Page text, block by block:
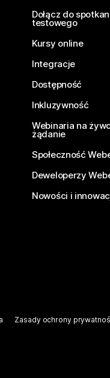
Dołącz do
testowego
Kursy online
Integracje
Dostępność
Inkluzywność
Webinaria na
żądanie
Społeczność
Deweloperzy
Nowości i
Zasady ochrony